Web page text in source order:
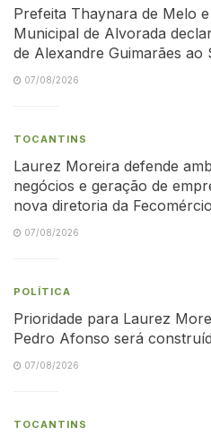
Prefeita Thaynara de Melo
Municipal de Alvorada
de Alexandre Guimarães ao
07/08/2026
TOCANTINS
Laurez Moreira defende
negócios e geração de
nova diretoria da Fecomércio
07/08/2026
POLÍTICA
Prioridade para Laurez
Pedro Afonso será
07/08/2026
TOCANTINS